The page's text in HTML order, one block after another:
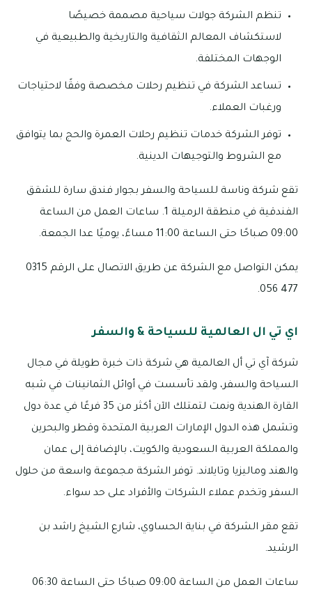
تنظم الشركة جولات سياحية مصممة خصيصًا
لاستكشاف المعالم الثقافية والتاريخية والطبيعية في
الوجهات المختلفة.
تساعد الشركة في تنظيم رحلات مخصصة وفقًا لاحتياجات
ورغبات العملاء.
توفر الشركة خدمات تنظيم رحلات العمرة والحج بما يتوافق
مع الشروط والتوجيهات الدينية.
تقع شركة وناسة للسياحة والسفر بجوار فندق سارة للشقق
الفندقية في منطقة الرميلة 1. ساعات العمل من الساعة
09:00 صباحًا حتى الساعة 11:00 مساءً، يوميًا عدا الجمعة.
يمكن التواصل مع الشركة عن طريق الاتصال على الرقم 0315
477 056.
اي تي ال العالمية للسياحة & والسفر
شركة آي تي أل العالمية هي شركة ذات خبرة طويلة في مجال
السياحة والسفر، ولقد تأسست في أوائل الثمانينات في شبه
القارة الهندية ونمت لتمتلك الآن أكثر من 35 فرعًا في عدة دول
وتشمل هذه الدول الإمارات العربية المتحدة وقطر والبحرين
والمملكة العربية السعودية والكويت، بالإضافة إلى عمان
والهند وماليزيا وتايلاند. توفر الشركة مجموعة واسعة من حلول
السفر وتخدم عملاء الشركات والأفراد على حد سواء.
تقع مقر الشركة في بناية الحساوي، شارع الشيخ راشد بن
الرشيد.
ساعات العمل من الساعة 09:00 صباحًا حتى الساعة 06:30